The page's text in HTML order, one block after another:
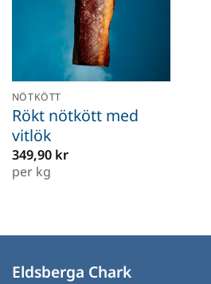
NÖTKÖTT
Rökt nötkött med
vitlök
349,90 kr
per kg
Eldsberga Chark